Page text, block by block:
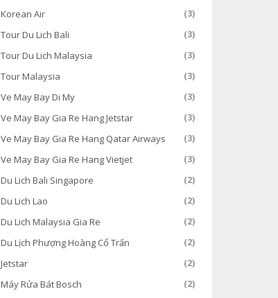
Korean Air (3)
Tour Du Lich Bali (3)
Tour Du Lich Malaysia (3)
Tour Malaysia (3)
Ve May Bay Di My (3)
Ve May Bay Gia Re Hang Jetstar (3)
Ve May Bay Gia Re Hang Qatar Airways (3)
Ve May Bay Gia Re Hang Vietjet (3)
Du Lich Bali Singapore (2)
Du Lich Lao (2)
Du Lich Malaysia Gia Re (2)
Du Lịch Phượng Hoàng Cổ Trấn (2)
Jetstar (2)
Máy Rửa Bát Bosch (2)